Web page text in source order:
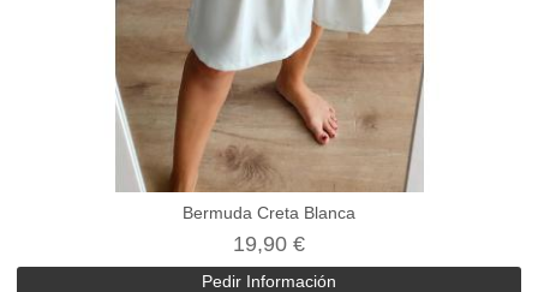
Bermuda Creta Blanca
19,90 €
Pedir Información